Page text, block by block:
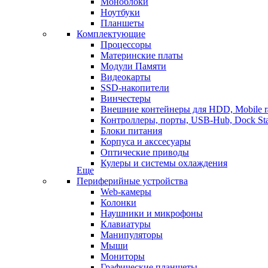
Ноутбуки
Планшеты
Комплектующие
Процессоры
Материнские платы
Модули Памяти
Видеокарты
SSD-накопители
Винчестеры
Внешние контейнеры для HDD, Mobile
Контроллеры, порты, USB-Hub, Dock
Блоки питания
Корпуса и акссесуары
Оптические приводы
Кулеры и системы охлаждения
Еще
Периферийные устройства
Web-камеры
Колонки
Наушники и микрофоны
Клавиатуры
Манипуляторы
Мыши
Мониторы